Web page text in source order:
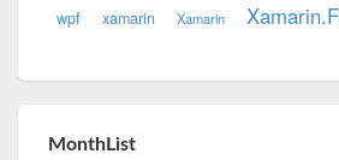
wpf xamarin Xamarin
MonthList